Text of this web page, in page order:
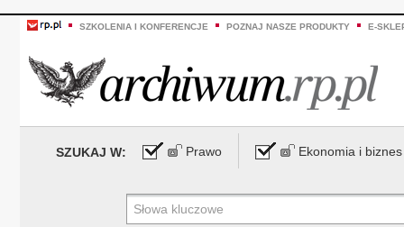
SZKOLENIA I KONFERENCJE POZNAJ NASZE PRODUKTY E-
SZUKAJ W: Prawo Ekonomia i biznes